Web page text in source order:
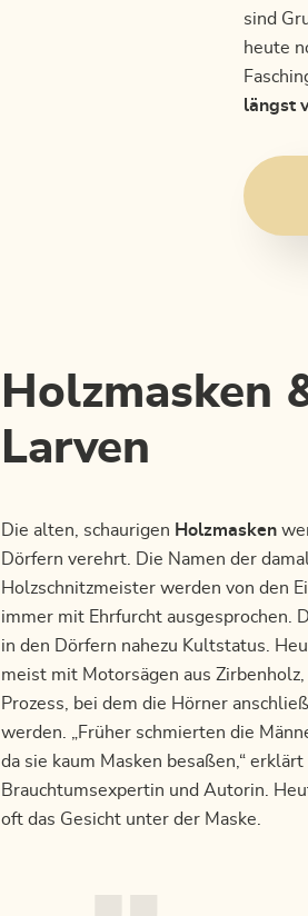
sind
heute
längst
Holzmasken
Larven
Die alten, schaurigen Holzmasken
Dörfern verehrt. Die Namen der
Holzschnitzmeister werden von den
immer mit Ehrfurcht ausgesprochen.
in den Dörfern nahezu Kultstatus.
meist mit Motorsägen aus
Prozess, bei dem die Hörner
werden. „Früher schmierten die
da sie kaum Masken besaßen,“ erklärt
Brauchtumsexpertin und Autorin.
oft das Gesicht unter der Maske.